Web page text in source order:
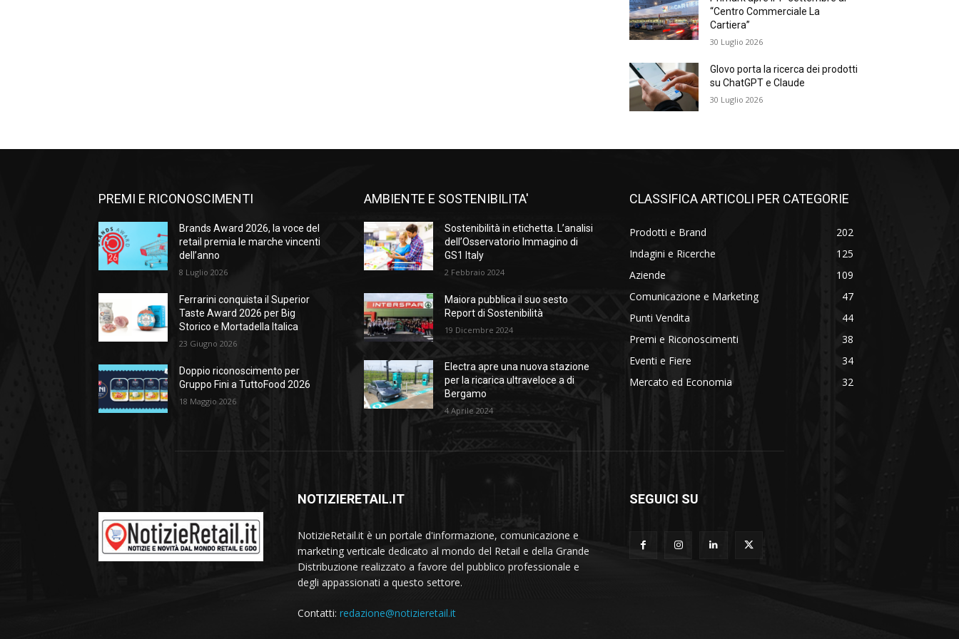
“Centro Commerciale La
Cartiera”
30 Luglio 2026
Glovo porta la ricerca dei prodotti
su ChatGPT e Claude
30 Luglio 2026
PREMI E RICONOSCIMENTI
Brands Award 2026, la voce del
retail premia le marche vincenti
dell’anno
8 Luglio 2026
Ferrarini conquista il Superior
Taste Award 2026 per Big
Storico e Mortadella Italica
23 Giugno 2026
Doppio riconoscimento per
Gruppo Fini a TuttoFood 2026
18 Maggio 2026
AMBIENTE E SOSTENIBILITA'
Sostenibilità in etichetta. L’analisi
dell’Osservatorio Immagino di
GS1 Italy
2 Febbraio 2024
Maiora pubblica il suo sesto
Report di Sostenibilità
19 Dicembre 2024
Electra apre una nuova stazione
per la ricarica ultraveloce a di
Bergamo
4 Aprile 2024
CLASSIFICA ARTICOLI PER CATEGORIE
Prodotti e Brand
202
Indagini e Ricerche
125
Aziende
109
Comunicazione e Marketing
47
Punti Vendita
44
Premi e Riconoscimenti
38
Eventi e Fiere
34
Mercato ed Economia
32
NOTIZIERETAIL.IT
NotizieRetail.it è un portale d'informazione, comunicazione e
marketing verticale dedicato al mondo del Retail e della Grande
Distribuzione realizzato a favore del pubblico professionale e
degli appassionati a questo settore.
Contatti: redazione@notizieretail.it
SEGUICI SU